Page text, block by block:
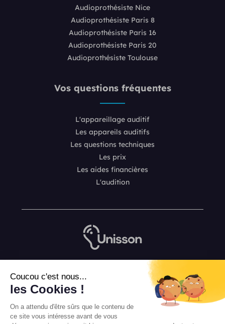
Coucou c'est nous...
les Cookies !
On a attendu d'être sûrs que le contenu de
ce site vous intéresse avant de vous
Audioprothésiste Nice
Audioprothésiste Paris 8
Audioprothésiste Paris 16
Audioprothésiste Paris 20
Audioprothésiste Toulouse
Vos questions fréquentes
L'appareillage auditif
Les appareils auditifs
Les questions techniques
Les prix
Les aides financières
L'audition
L’équipe de rédaction Unisson
Conditions Générales de Vente